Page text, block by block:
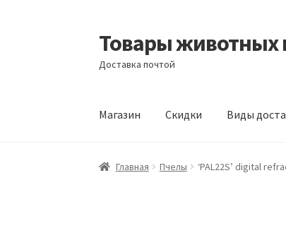
Перейти
к
навигации
Перейти
к
содержимому
Товары животных
Доставка почтой
Магазин Скидки Виды
Главная Виды доставкиЗаказать
Главная Пчелы ‘PAL22S’ digital